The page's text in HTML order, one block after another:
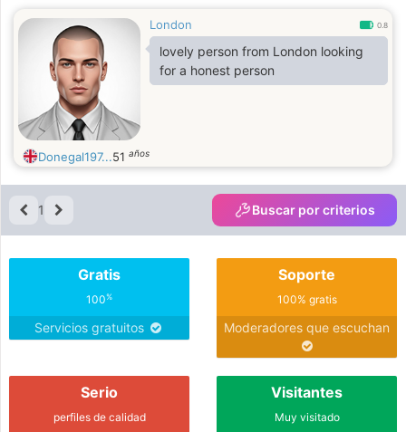
London 0.8
lovely person from London looking
for a honest person
Donegal197...51 años
1 Buscar por criterios
Gratis
100%
Servicios gratuitos
Soporte
100% gratis
Moderadores que escuchan
Serio
perfiles de calidad
Visitantes
Muy visitado